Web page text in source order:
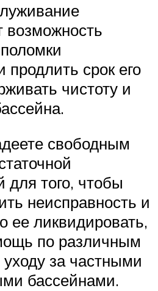
возможность
продлить срок его
чистоту и
свободным
того, чтобы
неисправность и
ее ликвидировать,
по различным
за частными
бассейнами.